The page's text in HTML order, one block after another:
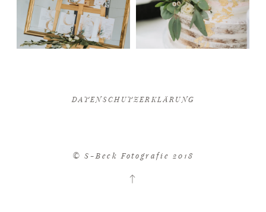
DATENSCHUTZERKLÄRUNG
© S-Beck Fotografie 2018